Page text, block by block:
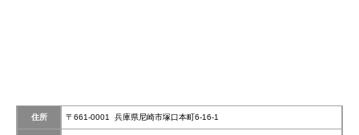
住所 〒661-0001 兵庫県尼崎市塚口本町6-16-1